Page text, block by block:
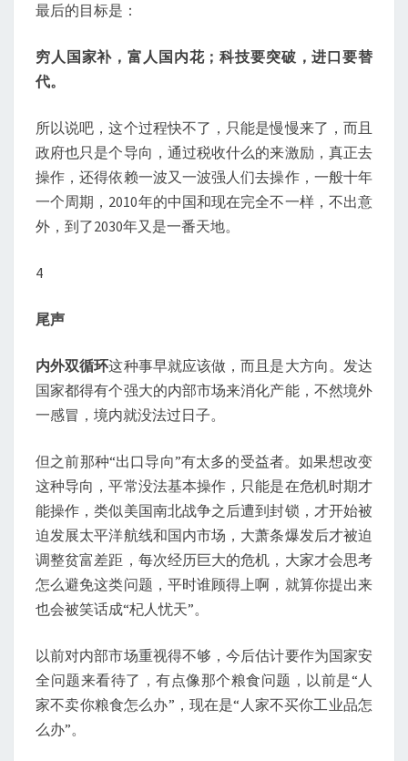
最后的目标是：
穷人国家补，富人国内花；科技要突破，进口要替
代。
所以说吧，这个过程快不了，只能是慢慢来了，而且
政府也只是个导向，通过税收什么的来激励，真正去
操作，还得依赖一波又一波强人们去操作，一般十年
一个周期，2010年的中国和现在完全不一样，不出意
外，到了2030年又是一番天地。
4
尾声
内外双循环这种事早就应该做，而且是大方向。发达
国家都得有个强大的内部市场来消化产能，不然境外
一感冒，境内就没法过日子。
但之前那种“出口导向”有太多的受益者。如果想改变
这种导向，平常没法基本操作，只能是在危机时期才
能操作，类似美国南北战争之后遭到封锁，才开始被
迫发展太平洋航线和国内市场，大萧条爆发后才被迫
调整贫富差距，每次经历巨大的危机，大家才会思考
怎么避免这类问题，平时谁顾得上啊，就算你提出来
也会被笑话成“杞人忧天”。
以前对内部市场重视得不够，今后估计要作为国家安
全问题来看待了，有点像那个粮食问题，以前是“人
家不卖你粮食怎么办”，现在是“人家不买你工业品怎
么办”。